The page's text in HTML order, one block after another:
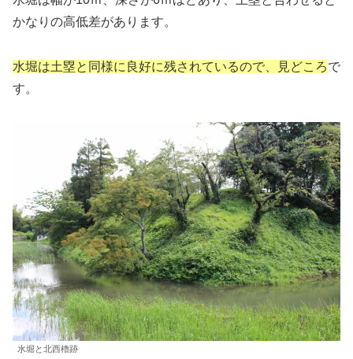
かなりの高低差があります。
水堀は土塁と同様に良好に残されているので、見どころで
す。
水堀と北西櫓跡